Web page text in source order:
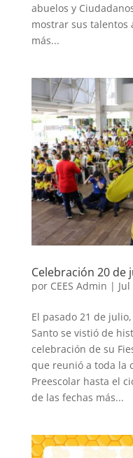
abuelos y
mostrar sus talentos
más...
Celebración 20 de
por CEES Admin |
El pasado 21 de
Santo se vistió de
celebración de su
que reunió a toda la
Preescolar hasta el
de las fechas más...